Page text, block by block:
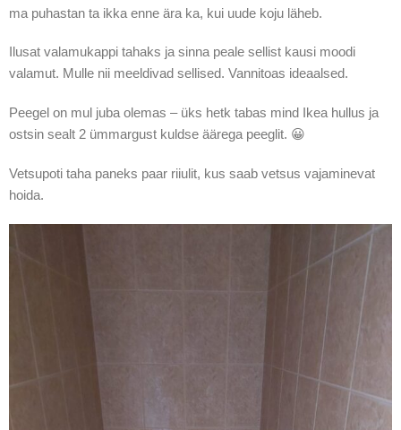
ma puhastan ta ikka enne ära ka, kui uude koju läheb.
Ilusat valamukappi tahaks ja sinna peale sellist kausi moodi
valamut. Mulle nii meeldivad sellised. Vannitoas ideaalsed.
Peegel on mul juba olemas – üks hetk tabas mind Ikea hullus ja
ostsin sealt 2 ümmargust kuldse äärega peeglit. 😀
Vetsupoti taha paneks paar riiulit, kus saab vetsus vajaminevat
hoida.